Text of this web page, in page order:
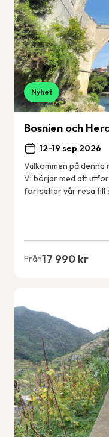
Nyhet
Bosnien och
12-19 sep 2026
Välkommen på
Vi börjar med att
fortsätter vår resa till
Från17 990 kr